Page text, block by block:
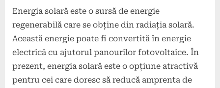
Energia solară este o sursă de energie
regenerabilă care se obține din radiația solară.
Această energie poate fi convertită în energie
electrică cu ajutorul panourilor fotovoltaice. În
prezent, energia solară este o opțiune atractivă
pentru cei care doresc să reducă amprenta de